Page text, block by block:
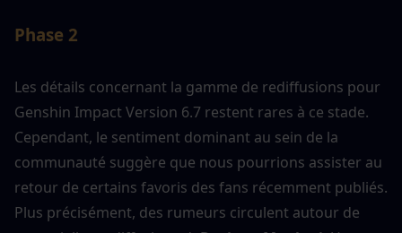
Phase 2
Les détails concernant la gamme de rediffusions pour
Genshin Impact Version 6.7 restent rares à ce stade.
Cependant, le sentiment dominant au sein de la
communauté suggère que nous pourrions assister au
retour de certains favoris des fans récemment publiés.
Plus précisément, des rumeurs circulent autour de